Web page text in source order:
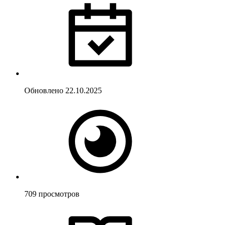
Обновлено 22.10.2025
709 просмотров